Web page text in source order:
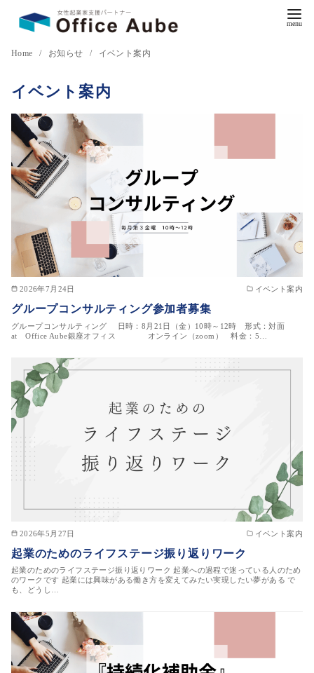
Home お知らせ イベント案内
イベント案内
2026年7月24日 イベント案内
グループコンサルティング参加者募集
グループコンサルティング 日時：8月21日（金）10時～12時 形式：対面
at Office Aube銀座オフィス オンライン（zoom） 料金：5…
2026年5月27日 イベント案内
起業のためのライフステージ振り返りワーク
起業のためのライフステージ振り返りワーク 起業への過程で迷っている人のため
のワークです 起業には興味がある働き方を変えてみたい実現したい夢がある で
も、どうし…